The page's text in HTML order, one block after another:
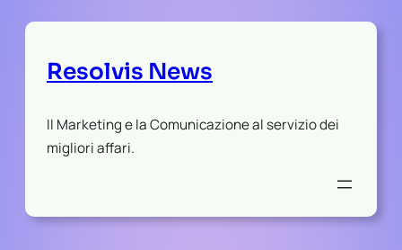
Resolvis News
Il Marketing e la Comunicazione al servizio dei
migliori affari.